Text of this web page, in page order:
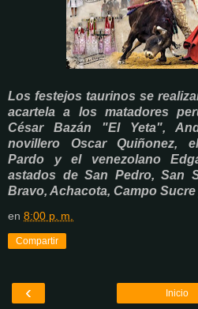
Los festejos taurinos se
acartela a los matadores
César Bazán "El Yeta",
novillero Oscar Quiñonez,
Pardo y el venezolano
astados de San Pedro, San
Bravo, Achacota, Campo Sucre
en 8:00 p. m.
Compartir
‹ Inicio